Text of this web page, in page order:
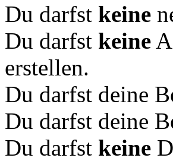
Du darfst keine
Du darfst keine
erstellen.
Du darfst deine
Du darfst deine
Du darfst keine